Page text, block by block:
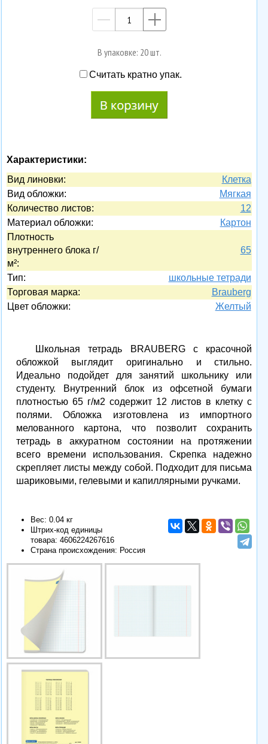
—
В упаковке: 20 шт.
Считать кратно упак.
Характеристики:
Вид линовки:
Клетка
Вид обложки:
Мягкая
Количество листов:
12
Материал обложки:
Картон
Плотность
внутреннего блока г/
м²:
65
Тип:
школьные тетради
Торговая марка:
Brauberg
Цвет обложки:
Желтый
Школьная тетрадь BRAUBERG с красочной
обложкой выглядит оригинально и стильно.
Идеально подойдет для занятий школьнику или
студенту. Внутренний блок из офсетной бумаги
плотностью 65 г/м2 содержит 12 листов в клетку с
полями. Обложка изготовлена из импортного
мелованного картона, что позволит сохранить
тетрадь в аккуратном состоянии на протяжении
всего времени использования. Скрепка надежно
скрепляет листы между собой. Подходит для письма
шариковыми, гелевыми и капиллярными ручками.
Вес: 0.04 кг
Штрих-код единицы
товара: 4606224267616
Страна происхождения: Россия